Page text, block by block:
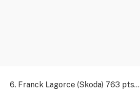
6. Franck Lagorce (Skoda) 763 pts…